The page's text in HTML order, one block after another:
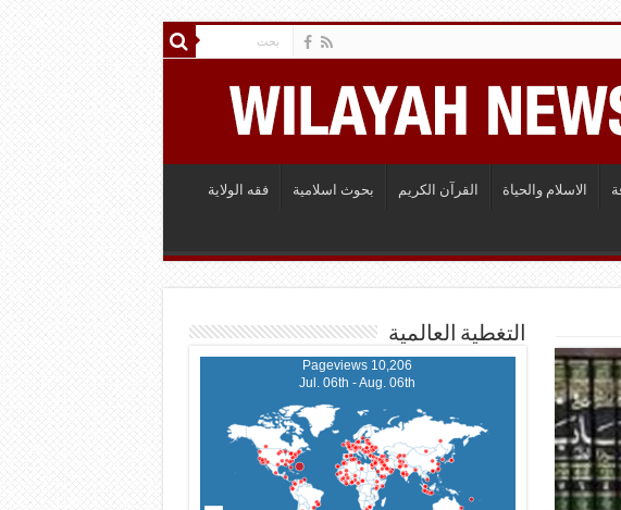
الاسلام والحياة القرآن الكريم بحوث اسلامية فقه الولاية
التغطية العالمية
10,206 Pageviews
Jul. 06th - Aug. 06th